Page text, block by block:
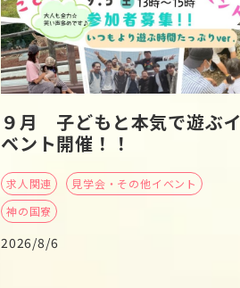
９月 子どもと本気で遊ぶイ
ベント開催！！
求人関連
見学会・その他イベント
神の国寮
2026/8/6